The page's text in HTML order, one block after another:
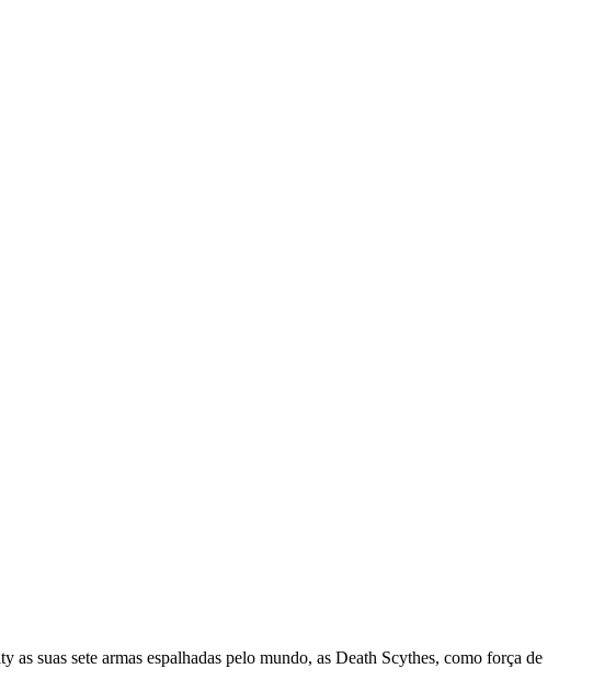
suas sete armas espalhadas pelo mundo, as Death Scythes, como força de